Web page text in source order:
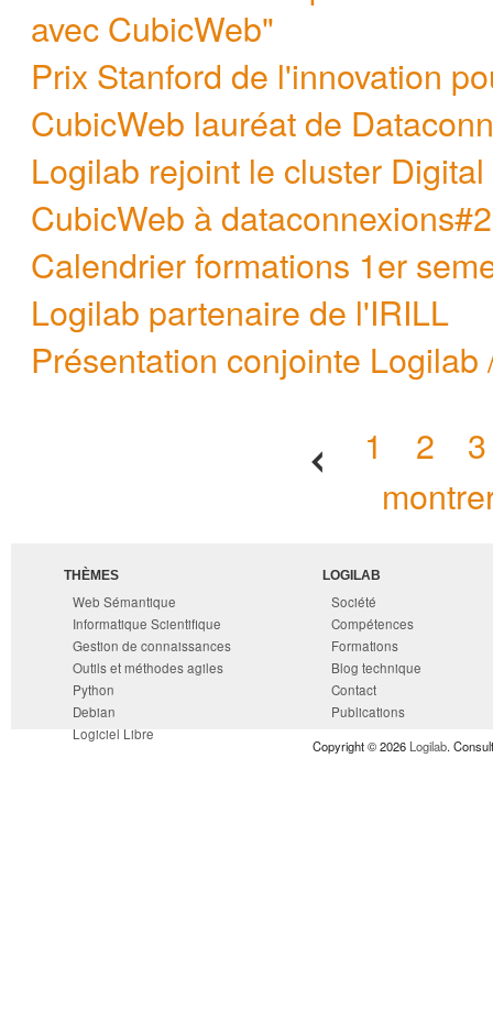
avec CubicWeb"
Prix Stanford de l'innovation
CubicWeb lauréat de
Logilab rejoint le cluster
CubicWeb à dataconnexions#2
Calendrier formations 1er
Logilab partenaire de l'IRILL
Présentation conjointe
1 2 3
THÈMES
Web Sémantique
Informatique Scientifique
Gestion de connaissances
Outils et méthodes agiles
Python
Debian
Logiciel Libre
LOGILAB
Société
Compétences
Formations
Blog technique
Contact
Publications
Copyright © 2026 Logilab.